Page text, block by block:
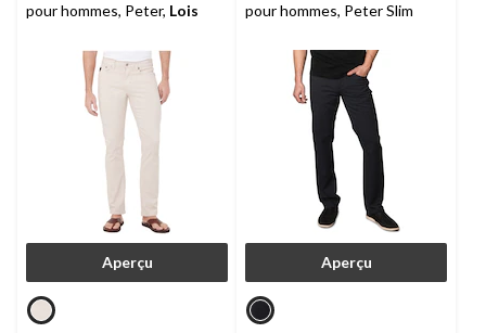
pour hommes, Peter, Lois
Aperçu
pour hommes, Peter Slim
Aperçu